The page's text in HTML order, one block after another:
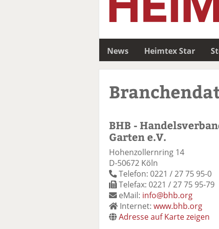
News Heimtex Star
BHB -
Garten e.V.
Hohenzollernring 14
D-50672 Köln
Telefon: 0221 / 27 75 95-0
Telefax: 0221 / 27 75 95-79
eMail: info@bhb.org
Internet: www.bhb.org
Adresse auf Karte zeigen